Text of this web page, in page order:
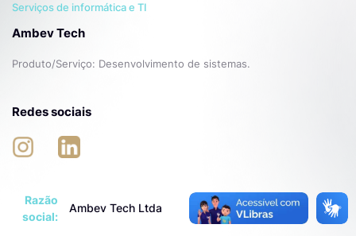
Serviços de informática e TI
Ambev Tech
Produto/Serviço: Desenvolvimento de sistemas.
Redes sociais
Razão
social:
Ambev Tech Ltda